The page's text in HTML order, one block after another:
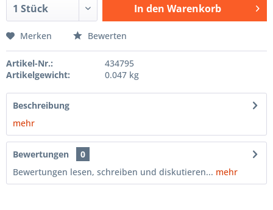
In den Warenkorb
Merken Bewerten
Artikel-Nr.:
434795
Artikelgewicht:
0.047 kg
Beschreibung
mehr
Bewertungen
0
Bewertungen lesen, schreiben und diskutieren... mehr